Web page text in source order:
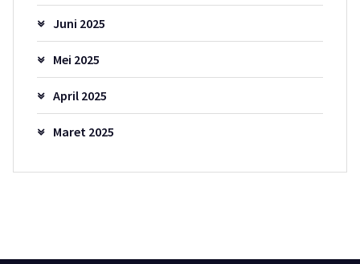
Juni 2025
Mei 2025
April 2025
Maret 2025